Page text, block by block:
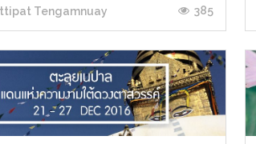
(หาใน Google ชื่อภาษาไทยจะมี "บัก
"ปักตะปูร์") พวกเราจะแวะที่ "Changu
กันก่อน เพราะสอบถามแล้วน่าจ...
Tengamnuay 385